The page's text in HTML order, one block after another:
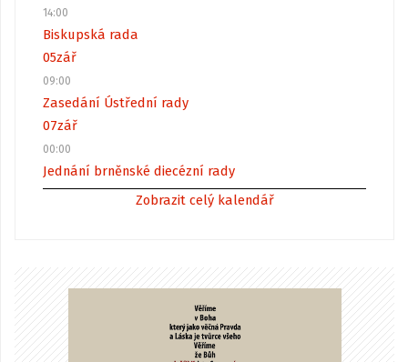
14:00
Biskupská rada
05zář
09:00
Zasedání Ústřední rady
07zář
00:00
Jednání brněnské diecézní rady
Zobrazit celý kalendář